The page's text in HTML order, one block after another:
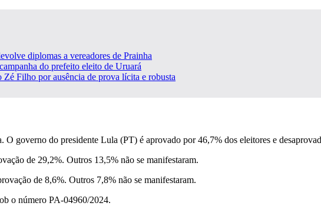
diplomas a vereadores de Prainha
do prefeito eleito de Uruará
Zé Filho por ausência de prova lícita e robusta
governo do presidente Lula (PT) é aprovado por 46,7% dos eleitores e
de 29,2%. Outros 13,5% não se manifestaram.
de 8,6%. Outros 7,8% não se manifestaram.
o número PA-04960/2024.